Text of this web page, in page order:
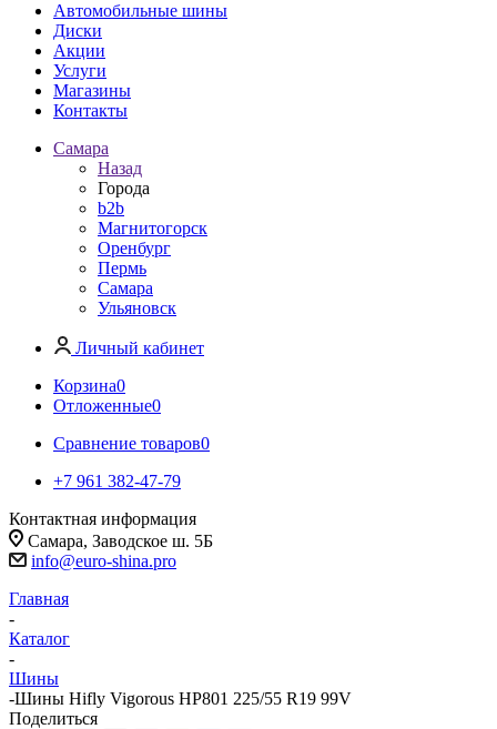
Автомобильные шины
Диски
Акции
Услуги
Магазины
Контакты
Самара
Назад
Города
b2b
Магнитогорск
Оренбург
Пермь
Самара
Ульяновск
Личный кабинет
Корзина0
Отложенные0
Сравнение товаров0
+7 961 382-47-79
Контактная информация
Самара, Заводское ш. 5Б
info@euro-shina.pro
Главная
-
Каталог
-
Шины
-Шины Hifly Vigorous HP801 225/55 R19 99V
Поделиться